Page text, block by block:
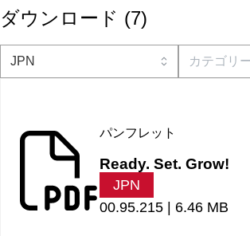
ダウンロード (7)
パンフレット
Ready. Set. Grow!
JPN
00.95.215 | 6.46 MB